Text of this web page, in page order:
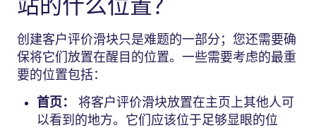
站的什么位置？
创建客户评价滑块只是难题的一部分；您还需要确
保将它们放置在醒目的位置。一些需要考虑的最重
要的位置包括：
首页： 将客户评价滑块放置在主页上其他人可
以看到的地方。它们应该位于足够显眼的位